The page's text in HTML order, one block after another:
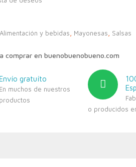
Alimentación y bebidas Mayonesas Salsas
comprar en buenobuenobueno.com
gratuíto
En muchos de nuestros
productos
o producidos